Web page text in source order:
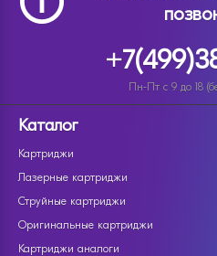
Пн-Пт с 9 до 18
Каталог
Картриджи
Лазерные картриджи
Струйные картриджи
Оригинальные картриджи
Картриджи аналоги